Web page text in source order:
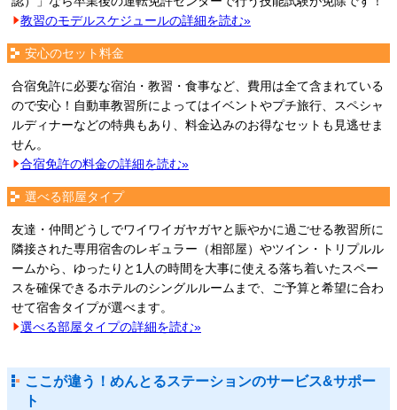
教習のモデルスケジュールの詳細を読む»
安心のセット料金
合宿免許に必要な宿泊・教習・食事など、費用は全て含まれている
ので安心！自動車教習所によってはイベントやプチ旅行、スペシャ
ルディナーなどの特典もあり、料金込みのお得なセットも見逃せま
せん。
合宿免許の料金の詳細を読む»
選べる部屋タイプ
友達・仲間どうしでワイワイガヤガヤと賑やかに過ごせる教習所に
隣接された専用宿舎のレギュラー（相部屋）やツイン・トリプルル
ームから、ゆったりと1人の時間を大事に使える落ち着いたスペー
スを確保できるホテルのシングルルームまで、ご予算と希望に合わ
せて宿舎タイプが選べます。
選べる部屋タイプの詳細を読む»
ここが違う！めんとるステーションのサービス&サポー
ト